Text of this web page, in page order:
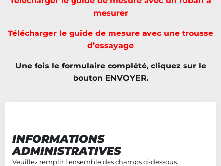
mesurer
Télécharger le guide de mesure avec une trousse
d’essayage
Une fois le formulaire complété, cliquez sur le
bouton ENVOYER.
INFORMATIONS
ADMINISTRATIVES
Veuillez remplir l'ensemble des champs ci-dessous.